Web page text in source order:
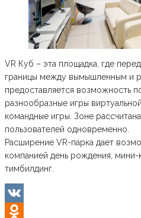
VR Куб – эта площадка, где
границы между вымышленным и
предоставляется возможность
разнообразные игры
командные игры. Зоне
пользователей одновременно.
Расширение VR-парка дает
компанией день рождения,
тимбилдинг.
VK